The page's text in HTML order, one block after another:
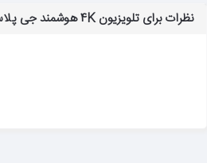
نظرات برای تلویزیون 4K هوشمند جی پلاس LED TV 4K SMART G PLUS 50LU722S سایز 50 اینچ